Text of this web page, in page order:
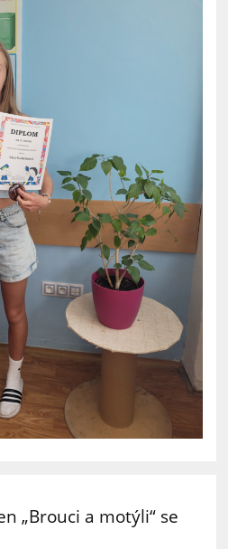
„Brouci a motýli“ se